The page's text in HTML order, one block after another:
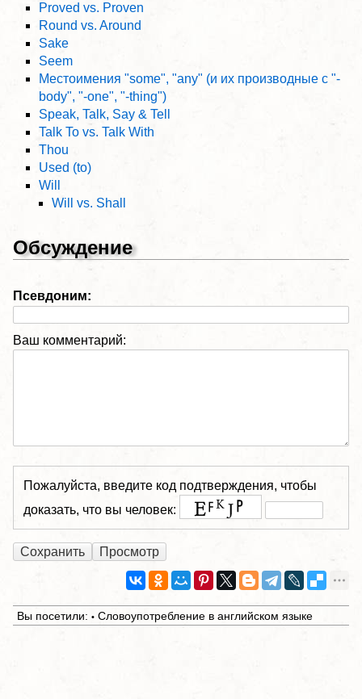
Proved vs. Proven
Round vs. Around
Sake
Seem
Местоимения "some", "any" (и их производные с "-
body", "-one", "-thing")
Speak, Talk, Say & Tell
Talk To vs. Talk With
Thou
Used (to)
Will
Will vs. Shall
Обсуждение
Псевдоним:
Ваш комментарий:
Пожалуйста, введите код подтверждения, чтобы
доказать, что вы человек:
Вы посетили: • Словоупотребление в английском языке